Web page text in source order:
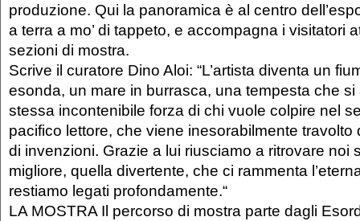
produzione. Qui la panoramica è al centro
a terra a mo’ di tappeto, e accompagna i visitatori
sezioni di mostra.
Scrive il curatore Dino Aloi: “L’artista diventa un
esonda, un mare in burrasca, una tempesta che
stessa incontenibile forza di chi vuole colpire nel
pacifico lettore, che viene inesorabilmente
di invenzioni. Grazie a lui riusciamo a ritrovare noi
migliore, quella divertente, che ci rammenta
restiamo legati profondamente.“
LA MOSTRA Il percorso di mostra parte dagli